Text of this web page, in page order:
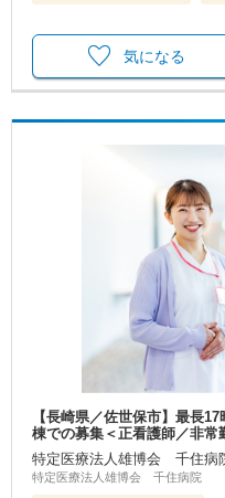
気になる
【長崎県／佐世保市】最長
棟での募集＜正看護師／非常
特定医療法人雄博会 千住病
特定医療法人雄博会 千住病院